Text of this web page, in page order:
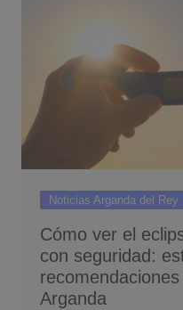
Noticias Arganda del Rey
Cómo ver el
con seguridad:
Arganda